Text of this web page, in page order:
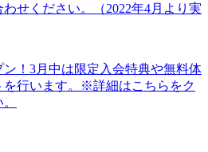
せください。（2022年4月より実
ン！3月中は限定入会特典や無料体
を行います。※詳細はこちらをク